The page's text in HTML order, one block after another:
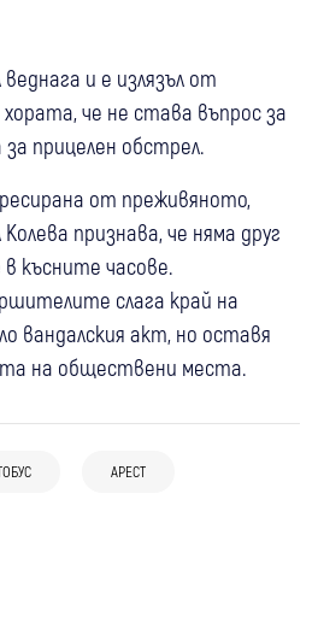
и е излязъл от
че не става въпрос за
за прицелен обстрел.
от преживяното,
признава, че няма друг
късните часове.
слага край на
вандалския акт, но оставя
на обществени места.
АРЕСТ
специални